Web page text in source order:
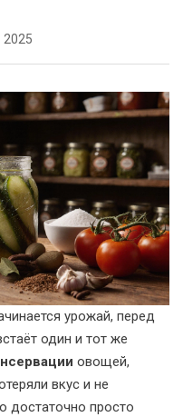
2025
урожай, перед
один и тот же
овощей,
вкус и не
достаточно просто